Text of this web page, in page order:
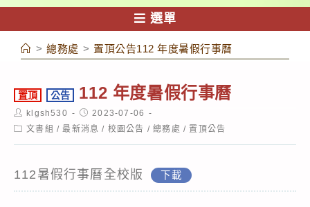
容
選單
> 總務處 > 置頂公告112 年度暑假行事曆
置頂 公告 112 年度暑假行事曆
Post
author:
klgsh530
Post
published:
2023-07-06
Post文書組 / 最新消息 / 校園公告 / 總務處 / 置頂公告
112暑假行事曆全校版 下載